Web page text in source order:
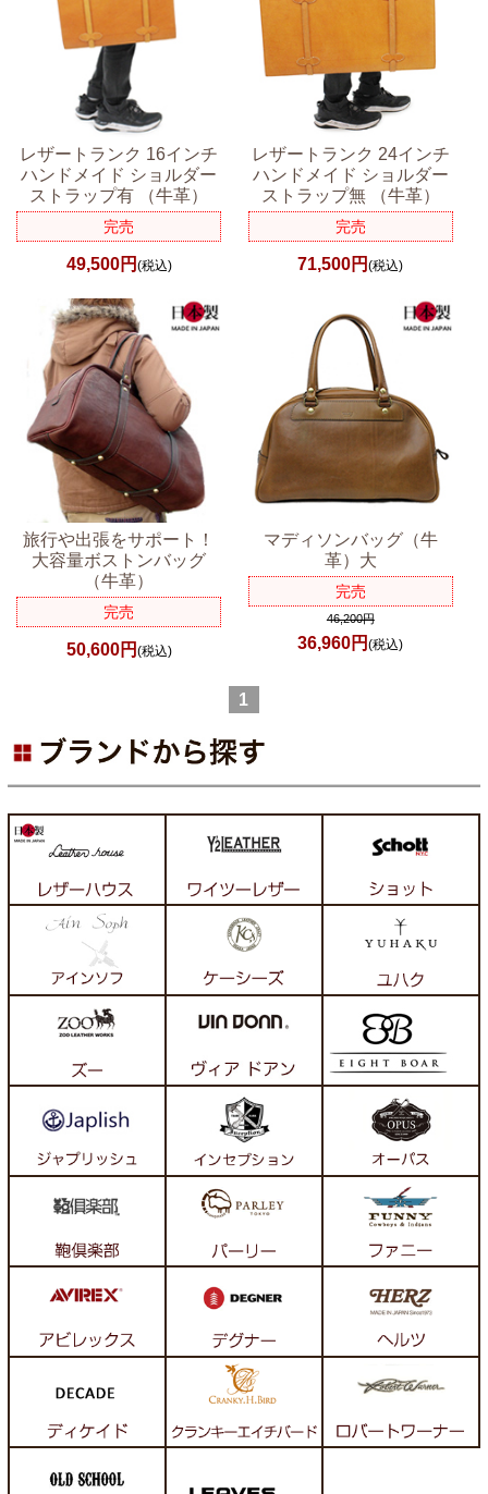
レザートランク 16インチ
ハンドメイド ショルダー
ストラップ有 （牛革）
完売
49,500円 (税込)
レザートランク 24インチ
ハンドメイド ショルダー
ストラップ無 （牛革）
完売
71,500円(税込)
旅行や出張をサポート！
大容量ボストンバッグ
（牛革）
完売
50,600円 (税込)
マディソンバッグ（牛
革）大
完売
46,200円
36,960円(税込)
1